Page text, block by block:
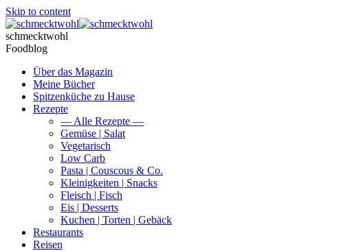
Skip to content
schmecktwohl
Foodblog
Über das Magazin
Meine Bücher
Spitzenküche zu Hause
Rezepte
— Alle Rezepte —
Gemüse | Salat
Vegetarisch
Low Carb
Pasta | Couscous & Co.
Kleinigkeiten | Snacks
Fleisch | Fisch
Eis | Desserts
Kuchen | Torten | Gebäck
Restaurants
Reisen